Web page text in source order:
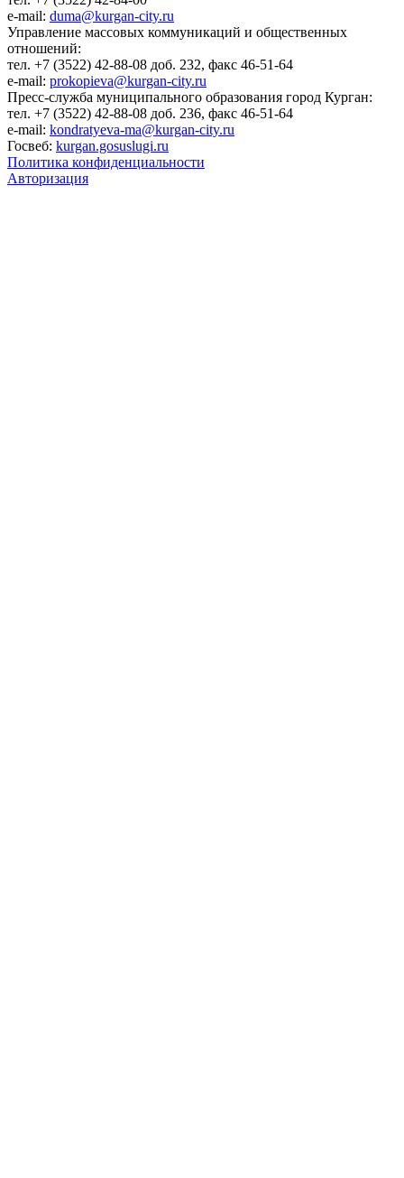
e-mail: duma@kurgan-city.ru
Управление массовых коммуникаций и общественных
отношений:
тел. +7 (3522) 42-88-08 доб. 232, факс 46-51-64
e-mail: prokopieva@kurgan-city.ru
Пресс-служба муниципального образования город Курган:
тел. +7 (3522) 42-88-08 доб. 236, факс 46-51-64
e-mail: kondratyeva-ma@kurgan-city.ru
Госвеб: kurgan.gosuslugi.ru
Политика конфиденциальности
Авторизация